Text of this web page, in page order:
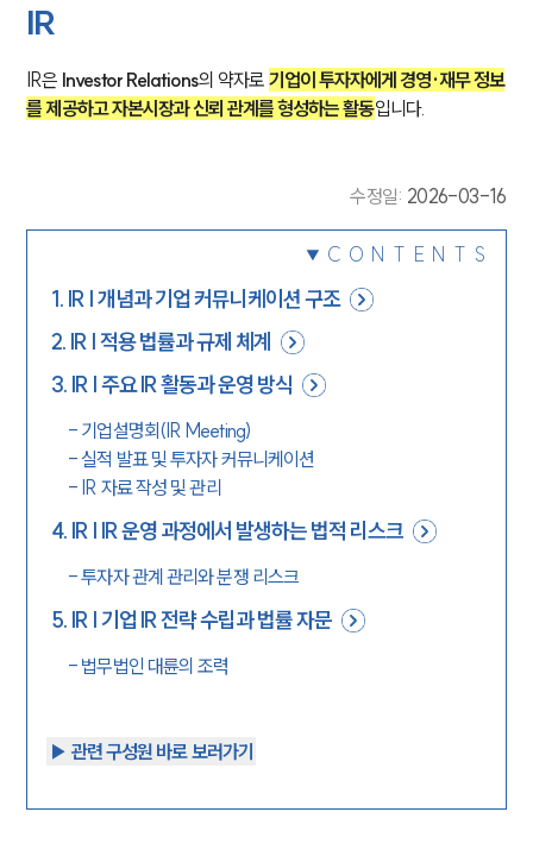
IR
IR은 Investor Relations의 약자로 기업이 투자자에게 경영·재무 정보
를 제공하고 자본시장과 신뢰 관계를 형성하는 활동입니다.
수정일: 2026-03-16
CONTENTS
1. IR | 개념과 기업 커뮤니케이션 구조
2. IR | 적용 법률과 규제 체계
3. IR | 주요 IR 활동과 운영 방식
- 기업설명회(IR Meeting)
-실적 발표 및 투자자 커뮤니케이션
- IR 자료 작성 및 관리
4. IR | IR 운영 과정에서 발생하는 법적 리스크
-투자자 관계 관리와 분쟁 리스크
5. IR | 기업 IR 전략 수립과 법률 자문
- 법무법인 대륜의 조력
▶︎ 관련 구성원 바로 보러가기